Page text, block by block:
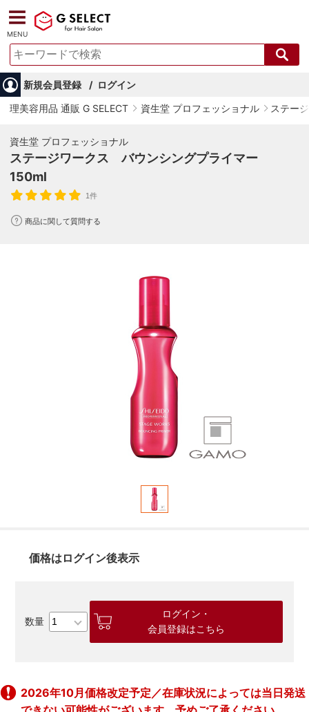
MENU
新規会員登録
ログイン
理美容用品 通販 G SELECT
資生堂 プロフェッショナル ステー
資生堂 プロフェッショナル
ステージワークス バウンシングプライマー
150ml
1件
商品に関して質問する
価格はログイン後表示
ログイン・
会員登録はこちら
2026年10月価格改定予定／在庫状況によっては当日発送